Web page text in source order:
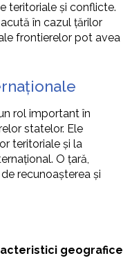
teritoriale și conflicte.
în cazul țărilor
frontierelor pot avea
rol important în
statelor. Ele
teritoriale și la
O țară,
recunoașterea și
geografice